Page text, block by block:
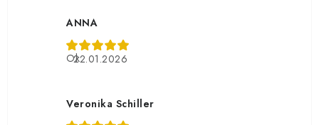
ANNA
22.01.2026
Ok
Veronika Schiller